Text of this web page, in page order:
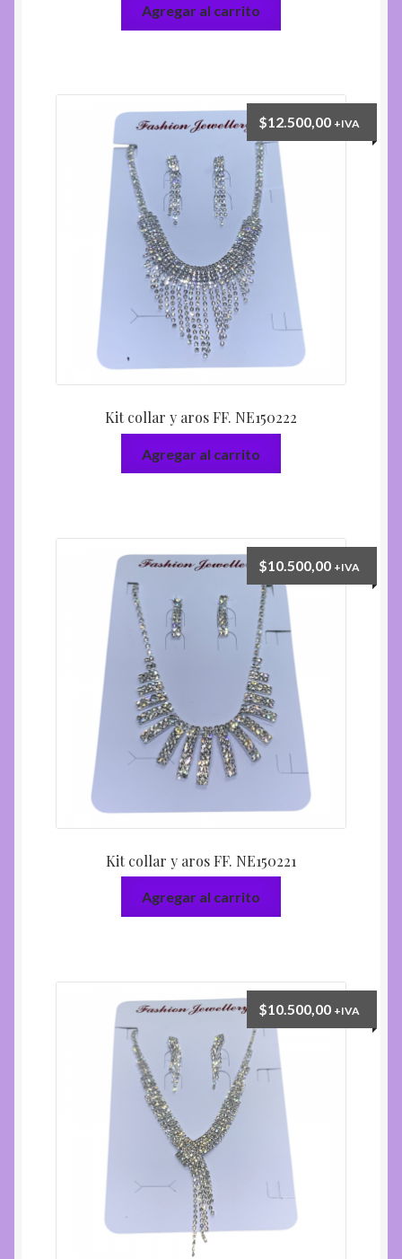
Agregar al carrito
Kit collar y aros FF. NE150222
$12.500,00 +IVA
Agregar al carrito
Kit collar y aros FF. NE150221
$10.500,00 +IVA
Agregar al carrito
$10.500,00 +IVA